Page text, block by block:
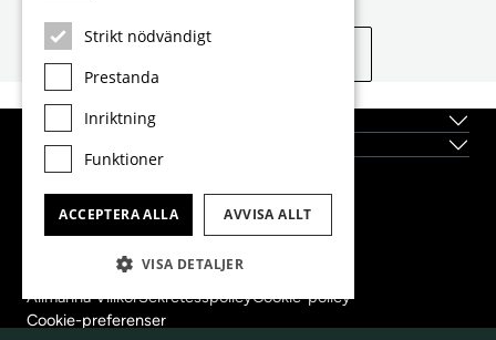
Topplägen
Nybyggda fastigheter
info@lucasfox.com
Allmänna VillkorSekretesspolicyCookie-policy
Cookie-preferenser
Strikt nödvändigt
Prestanda
Inriktning
Funktioner
ACCEPTERA ALLA AVVISA ALLT
VISA DETALJER